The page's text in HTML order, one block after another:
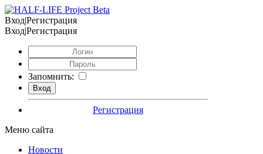
Вход|Регистрация
Вход|Регистрация
Запомнить:
Регистрация
Меню сайта
Новости